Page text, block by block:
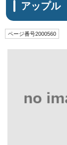
アップル
ページ番号2000560